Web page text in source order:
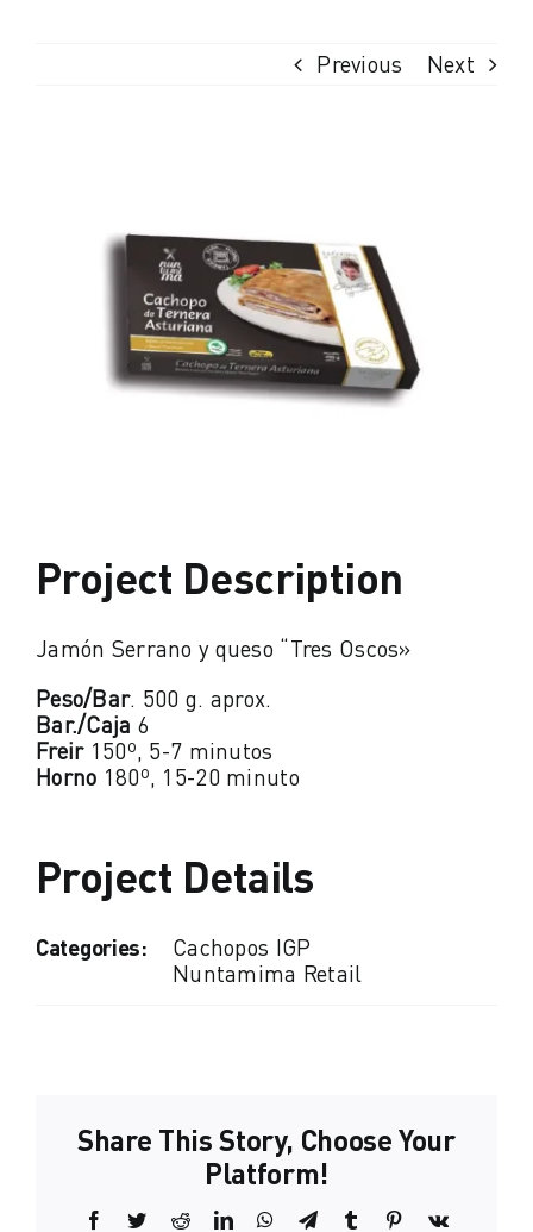
Previous Next
Project Description
Jamón Serrano y queso “Tres Oscos»
Peso/Bar. 500 g. aprox.
Bar./Caja 6
Freir150º, 5-7 minutos
Horno 180º, 15-20 minuto
Project Details
Categories:
Cachopos IGP
Nuntamima Retail
Share This Story, Choose Your
Platform!
Facebook
TwitterRedditLinkedInWhatsApp
TelegramTumblr Pinterest
Vk